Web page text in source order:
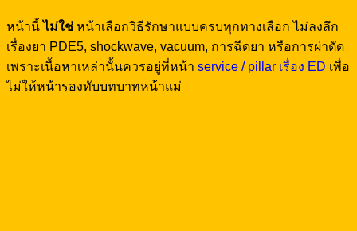
หน้านี้ไม่ใช่ หน้าเลือกวิธีรักษาแบบครบทุกทางเลือก ไม่ลงลึก
เรื่องยา PDE5, shockwave, vacuum, การฉีดยา หรือการผ่าตัด
เพราะเนื้อหาเหล่านั้นควรอยู่ที่หน้า service / pillar เรื่อง ED เพื่อ
ไม่ให้หน้ารองทับบทบาทหน้าแม่